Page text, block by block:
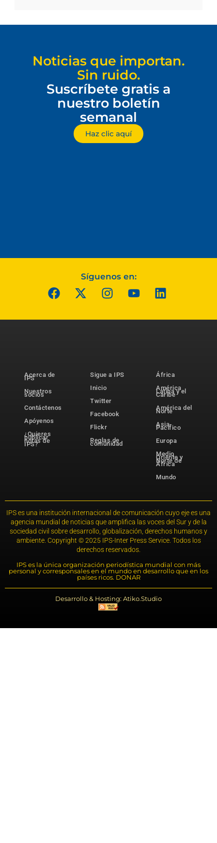
Noticias que importan.
Sin ruido.
Suscríbete gratis a
nuestro boletín
semanal
Haz clic aquí
Síguenos en:
Acerca de
IPS
Nuestros
socios
Contáctenos
Apóyenos
¿Quieres
publicar
notas de
IPS?
Sigue a IPS
Inicio
Twitter
Facebook
Flickr
Reglas de
comunidad
África
América
Latina y el
Caribe
América del
Norte
Asia-
Pacífico
Europa
Medio
Oriente y
Norte de
África
Mundo
IPS es una institución internacional de comunicación cuyo eje es una
agencia mundial de noticias que amplifica las voces del Sur y de la
sociedad civil sobre desarrollo, globalización, derechos humanos y
ambiente. Copyright © 2025 IPS-Inter Press Service. Todos los
derechos reservados.
IPS es la única organización periodística mundial con más
personal y corresponsales en el mundo en desarrollo que en los
países ricos. DONAR
Desarrollo & Hosting: Atiko.Studio